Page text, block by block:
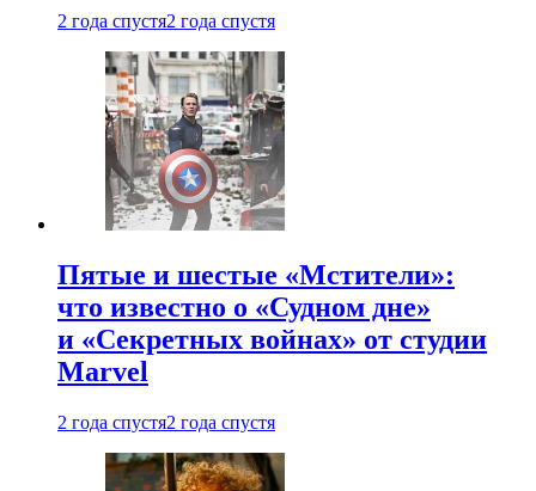
2 года спустя2 года спустя
Пятые и шестые «Мстители»:
что известно о «Судном дне»
и «Секретных войнах» от студии
Marvel
2 года спустя2 года спустя